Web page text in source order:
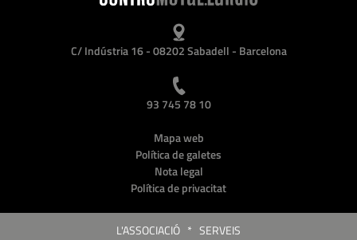
C/ Indústria 16 - 08202 Sabadell - Barcelona
93 745 78 10
Mapa web
Política de galetes
Nota legal
Política de privacitat
L'ASSOCIACIÓ * SERVEIS